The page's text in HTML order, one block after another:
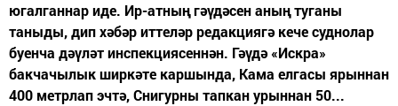
югалганнар иде. Ир-атның гәүдәсен аның туганы
таныды, дип хәбәр иттеләр редакциягә кече суднолар
буенча дәүләт инспекциясеннән. Гәүдә «Искра»
бакчачылык ширкәте каршында, Кама елгасы ярыннан
400 метрлап эчтә, Снигурны тапкан урыннан 50...